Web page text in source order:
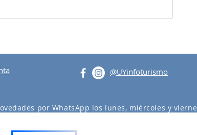
Maldonado
@UYinfoturismo
por WhatsApp los lunes, miércoles y